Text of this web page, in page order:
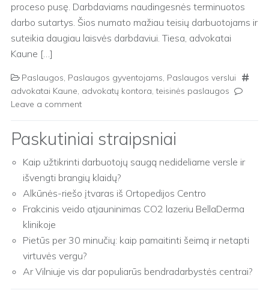
proceso pusę. Darbdaviams naudingesnės terminuotos
darbo sutartys. Šios numato mažiau teisių darbuotojams ir
suteikia daugiau laisvės darbdaviui. Tiesa, advokatai
Kaune […]
Paslaugos, Paslaugos gyventojams, Paslaugos verslui
advokatai Kaune, advokatų kontora,teisinės paslaugos
Leave a comment
Paskutiniai straipsniai
Kaip užtikrinti darbuotojų saugą nedideliame versle ir
išvengti brangių klaidų?
Alkūnės-riešo įtvaras iš Ortopedijos Centro
Frakcinis veido atjauninimas CO2 lazeriu BellaDerma
klinikoje
Pietūs per 30 minučių: kaip pamaitinti šeimą ir netapti
virtuvės vergu?
Ar Vilniuje vis dar populiarūs bendradarbystės centrai?